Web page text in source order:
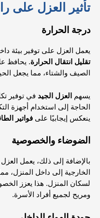
تأثير العزل على
درجة الحرارة
يعمل العزل على توفير بيئة
تقليل انتقال الحرارة. يحافظ
الصيف والشتاء، مما يجعل
يسهم العزل الجيد في توفير
الحاجة إلى استخدام أجهزة
ينعكس إيجابيًا على فواتير
الضوضاء والخصوصية
بالإضافة إلى ذلك، يعمل
الخارجية إلى داخل المنزل،
لسكان المنزل. هذا يعزز
ومريح لجميع أفراد الأسرة.